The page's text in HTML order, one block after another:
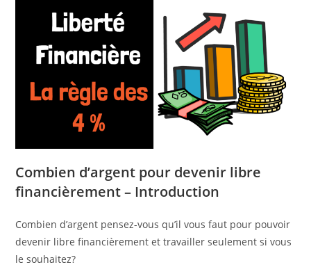
Combien d’argent pour devenir libre
financièrement – Introduction
Combien d’argent pensez-vous qu’il vous faut pour pouvoir
devenir libre financièrement et travailler seulement si vous
le souhaitez?